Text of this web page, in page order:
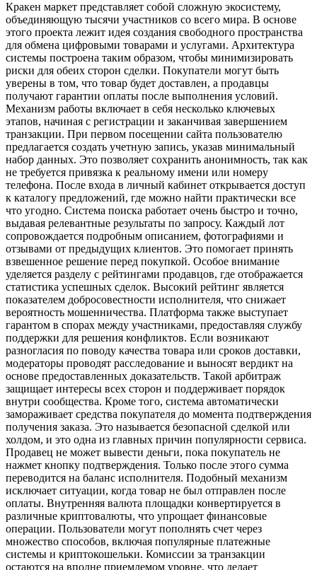
Кракен маркет представляет собой сложную экосистему,
объединяющую тысячи участников со всего мира. В основе
этого проекта лежит идея создания свободного пространства
для обмена цифровыми товарами и услугами. Архитектура
системы построена таким образом, чтобы минимизировать
риски для обеих сторон сделки. Покупатели могут быть
уверены в том, что товар будет доставлен, а продавцы
получают гарантии оплаты после выполнения условий.
Механизм работы включает в себя несколько ключевых
этапов, начиная с регистрации и заканчивая завершением
транзакции. При первом посещении сайта пользователю
предлагается создать учетную запись, указав минимальный
набор данных. Это позволяет сохранить анонимность, так как
не требуется привязка к реальному имени или номеру
телефона. После входа в личный кабинет открывается доступ
к каталогу предложений, где можно найти практически все
что угодно. Система поиска работает очень быстро и точно,
выдавая релевантные результаты по запросу. Каждый лот
сопровождается подробным описанием, фотографиями и
отзывами от предыдущих клиентов. Это помогает принять
взвешенное решение перед покупкой. Особое внимание
уделяется разделу с рейтингами продавцов, где отображается
статистика успешных сделок. Высокий рейтинг является
показателем добросовестности исполнителя, что снижает
вероятность мошенничества. Платформа также выступает
гарантом в спорах между участниками, предоставляя службу
поддержки для решения конфликтов. Если возникают
разногласия по поводу качества товара или сроков доставки,
модераторы проводят расследование и выносят вердикт на
основе предоставленных доказательств. Такой арбитраж
защищает интересы всех сторон и поддерживает порядок
внутри сообщества. Кроме того, система автоматически
замораживает средства покупателя до момента подтверждения
получения заказа. Это называется безопасной сделкой или
холдом, и это одна из главных причин популярности сервиса.
Продавец не может вывести деньги, пока покупатель не
нажмет кнопку подтверждения. Только после этого сумма
переводится на баланс исполнителя. Подобный механизм
исключает ситуации, когда товар не был отправлен после
оплаты. Внутренняя валюта площадки конвертируется в
различные криптовалюты, что упрощает финансовые
операции. Пользователи могут пополнять счет через
множество способов, включая популярные платежные
системы и криптокошельки. Комиссии за транзакции
остаются на вполне приемлемом уровне, что делает